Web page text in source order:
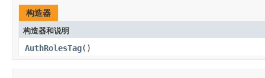
构造器
构造器和说明
AuthRolesTag()